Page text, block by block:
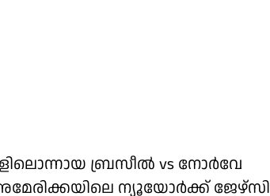
ബ്രസീൽ vs നോർവേ
ന്യൂയോർക്ക് ജേഴ്‌സി